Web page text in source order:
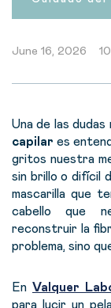
June 16, 2026
Una de las
capilar es
gritos nuestra
sin brillo o difícil
mascarilla que
cabello que
reconstruir la
problema, sino
En Valquer
para lucir un